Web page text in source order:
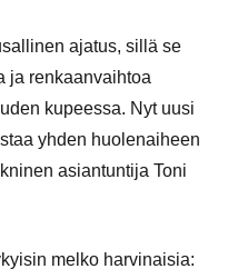
ajatus, sillä se
ja renkaanvaihtoa
kupeessa. Nyt uusi
yhden huolenaiheen
asiantuntija Toni
melko harvinaisia: